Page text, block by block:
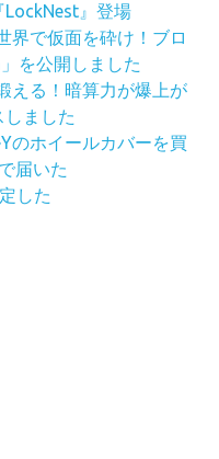
』登場
界で仮面を砕け！ブロ
を公開しました
える！暗算力が爆上が
ました
のホイールカバーを買
届いた
した